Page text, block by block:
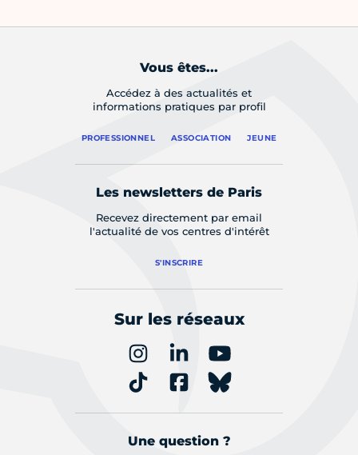
Vous êtes...
Accédez à des actualités et
informations pratiques par profil
PROFESSIONNEL ASSOCIATION JEUNE
Les newsletters de Paris
Recevez directement par email
l'actualité de vos centres d'intérêt
S'INSCRIRE
Sur les réseaux
Une question ?